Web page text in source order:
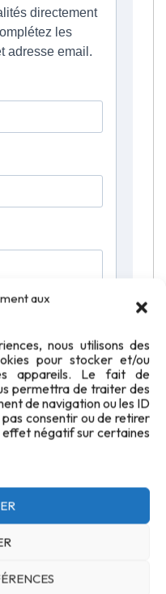
aux
nous utilisons des
pour stocker et/ou
appareils. Le fait de
permettra de traiter des
de navigation ou les ID
consentir ou de retirer
négatif sur certaines